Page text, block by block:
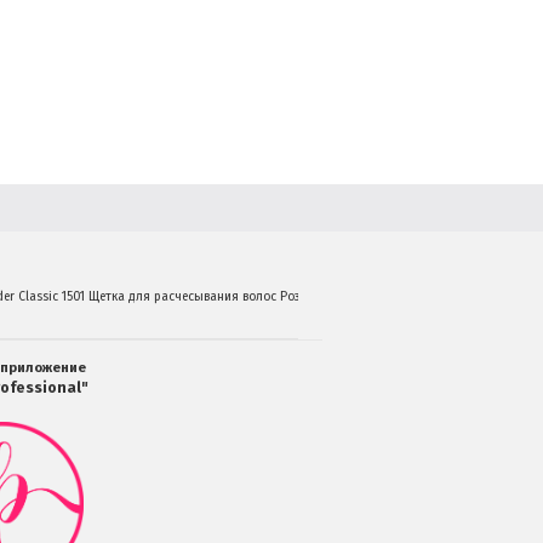
Classic 1501 Щетка для расчесывания волос Розовая Размер М
Мобильное
приложение
Салоны
Professional
загрузить
в